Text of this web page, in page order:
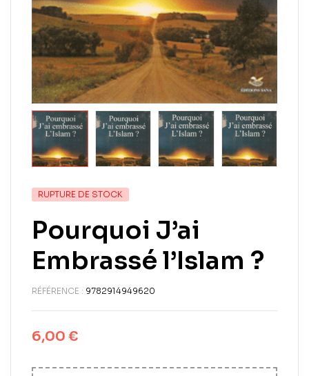
RUPTURE DE STOCK
Pourquoi J’ai
Embrassé l’Islam ?
RÉFÉRENCE : 9782914949620
6,00 €